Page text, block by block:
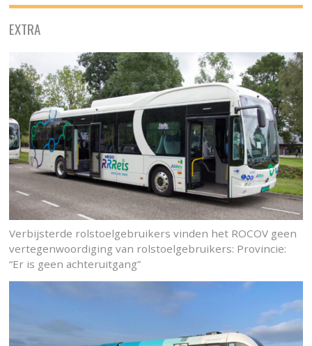
EXTRA
Verbijsterde rolstoelgebruikers vinden het ROCOV geen
vertegenwoordiging van rolstoelgebruikers: Provincie:
“Er is geen achteruitgang”